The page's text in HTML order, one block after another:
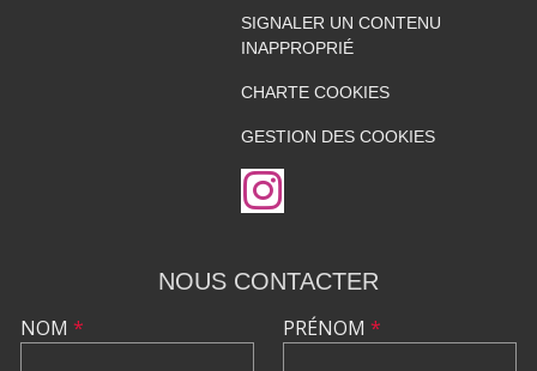
SIGNALER UN CONTENU
INAPPROPRIÉ
CHARTE COOKIES
GESTION DES COOKIES
NOUS CONTACTER
NOM * PRÉNOM *